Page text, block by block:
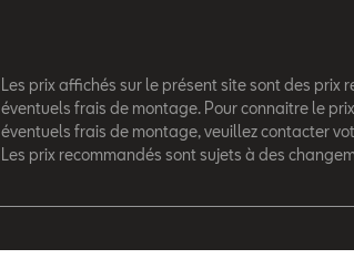
Les prix affichés sur le présent site sont des prix
éventuels frais de montage. Pour connaitre le
éventuels frais de montage, veuillez contacter
Les prix recommandés sont sujets à des